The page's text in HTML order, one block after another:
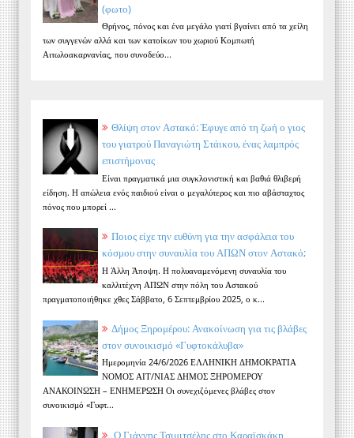
(φωτο)
Θρήνος, πόνος και ένα μεγάλο γιατί βγαίνει από τα χείλη
των συγγενών αλλά και των κατοίκων του χωριού Κομπωτή
Αιτωλοακαρνανίας, που συνοδεύο...
Θλίψη στον Αστακό: Έφυγε από τη ζωή ο γιος
του γιατρού Παναγιώτη Στάικου, ένας λαμπρός
επιστήμονας
Είναι πραγματικά μια συγκλονιστική και βαθιά θλιβερή
είδηση. Η απώλεια ενός παιδιού είναι ο μεγαλύτερος και πιο αβάσταχτος
πόνος που μπορεί ...
Ποιος είχε την ευθύνη για την ασφάλεια του
κόσμου στην συναυλία του ΑΠΩΝ στον Αστακό;
Η Άλλη Άποψη. Η πολυαναμενόμενη συναυλία του
καλλιτέχνη ΑΠΩΝ στην πόλη του Αστακού
πραγματοποιήθηκε χθες Σάββατο, 6 Σεπτεμβρίου 2025, ο κ...
Δήμος Ξηρομέρου: Ανακοίνωση για τις βλάβες
στον συνοικισμό «Γυφτοκάλυβα»
Ημερομηνία 24/6/2026 ΕΛΛΗΝΙΚΗ ΔΗΜΟΚΡΑΤΙΑ
ΝΟΜΟΣ ΑΙΤ/ΝΙΑΣ ΔΗΜΟΣ ΞΗΡΟΜΕΡΟΥ
ΑΝΑΚΟΙΝΩΣΗ – ΕΝΗΜΕΡΩΣΗ Οι συνεχιζόμενες βλάβες στον
συνοικισμό «Γυφτ...
Ο Γιάννης Τσιμιτσέλης στο Καραϊσκάκη